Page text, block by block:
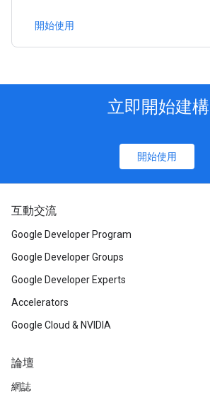
開始使用
立即開始建構
開始使用
互動交流
Google Developer Program
Google Developer Groups
Google Developer Experts
Accelerators
Google Cloud & NVIDIA
論壇
網誌